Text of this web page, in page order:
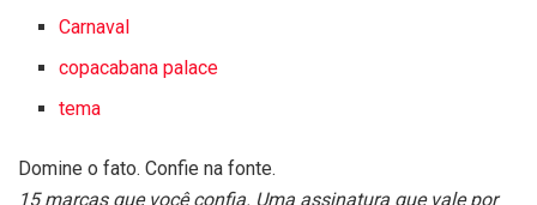
Carnaval
copacabana palace
tema
Domine o fato. Confie na fonte.
15 marcas que você confia. Uma assinatura que vale por